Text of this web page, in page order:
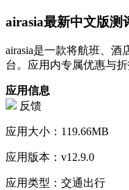
airasia最新中文版测
airasia是一款将航班、
台。应用内专属优惠与
应用信息
反馈
应用大小： 119.66MB
应用版本： v12.9.0
应用类型： 交通出行